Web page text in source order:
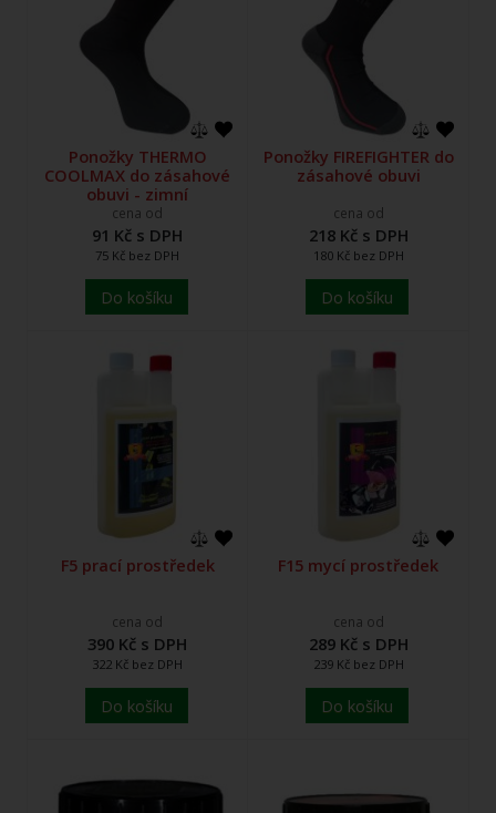
Ponožky THERMO
COOLMAX do zásahové
obuvi - zimní
cena od
91 Kč s DPH
75 Kč bez DPH
Do košíku
Ponožky FIREFIGHTER do
zásahové obuvi
cena od
218 Kč s DPH
180 Kč bez DPH
Do košíku
F5 prací prostředek
cena od
390 Kč s DPH
322 Kč bez DPH
Do košíku
F15 mycí prostředek
cena od
289 Kč s DPH
239 Kč bez DPH
Do košíku